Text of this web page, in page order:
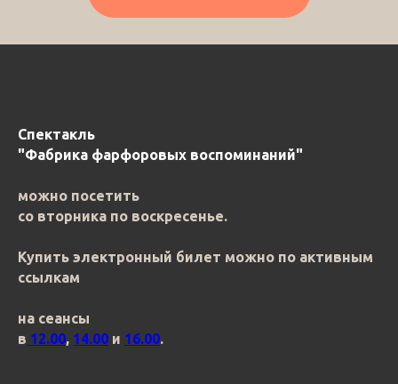
Спектакль
"Фабрика фарфоровых воспоминаний"
можно посетить
со вторника по воскресенье.
Купить электронный билет можно по активным
ссылкам
на сеансы
в 12.00, 14.00 и 16.00.